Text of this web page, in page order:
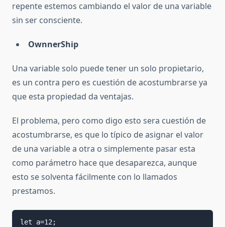
repente estemos cambiando el valor de una variable
sin ser consciente.
OwnnerShip
Una variable solo puede tener un solo propietario,
es un contra pero es cuestión de acostumbrarse ya
que esta propiedad da ventajas.
El problema, pero como digo esto sera cuestión de
acostumbrarse, es que lo típico de asignar el valor
de una variable a otra o simplemente pasar esta
como parámetro hace que desaparezca, aunque
esto se solventa fácilmente con lo llamados
prestamos.
let a=12;